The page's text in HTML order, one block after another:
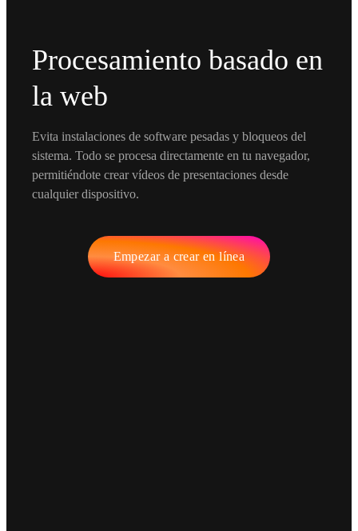
Procesamiento basado en
la web
Evita instalaciones de software pesadas y bloqueos del
sistema. Todo se procesa directamente en tu navegador,
permitiéndote crear vídeos de presentaciones desde
cualquier dispositivo.
Empezar a crear en línea